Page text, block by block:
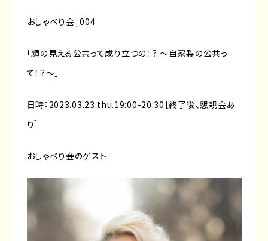
おしゃべり会_004
「顔の見える公共って成り立つの！？ 〜自家製の公共っ
て！？〜」
日時：2023.03.23.thu.19:00-20:30［終了後、懇親会あ
り］
おしゃべり会のゲスト